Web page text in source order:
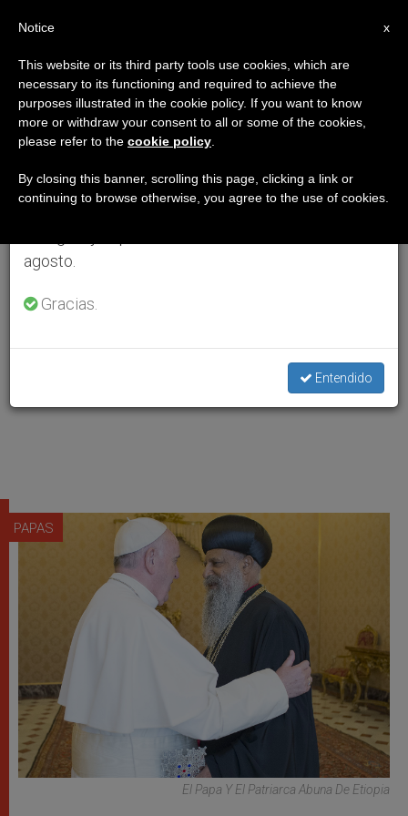
PAPAS
El Papa Y El Patriarca Abuna De Etiopia
×
Aviso importante
Del 27 de julio al 7 de agosto haremos la pausa
anual, aprovechando que en el periodo de verano
se generan menos informaciones y también el
agosto.
Gracias.
Entendido
x
Notice
This website or its third party tools use cookies, which are
necessary to its functioning and required to achieve the
purposes illustrated in the cookie policy. If you want to know
more or withdraw your consent to all or some of the cookies,
please refer to the cookie policy
By closing this banner, scrolling this page, clicking a link or
continuing to browse otherwise, you agree to the use of cookies.